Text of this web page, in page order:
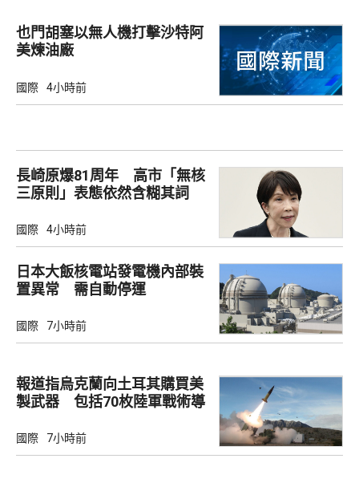
也門胡塞以無人機打擊沙特阿
美煉油廠
國際 4小時前
長崎原爆81周年 高市「無核
三原則」表態依然含糊其詞
國際 4小時前
日本大飯核電站發電機內部裝
置異常 需自動停運
國際 7小時前
報道指烏克蘭向土耳其購買美
製武器 包括70枚陸軍戰術導
國際 7小時前